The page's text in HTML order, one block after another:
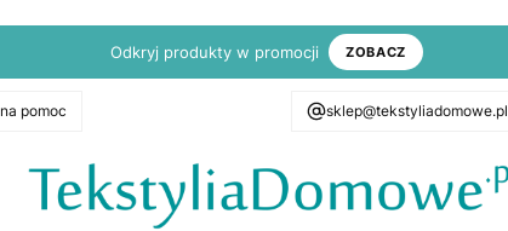
Odkryj produkty w promocji ZOBACZ
pomoc sklep@tekstyliadomowe.pl